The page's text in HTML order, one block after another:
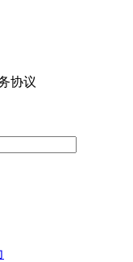
协议